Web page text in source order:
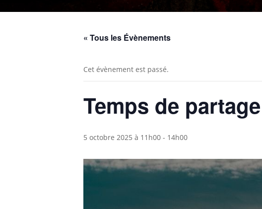
« Tous les Évènements
Cet évènement est passé.
Temps de
5 octobre 2025 à 11h00 - 14h00